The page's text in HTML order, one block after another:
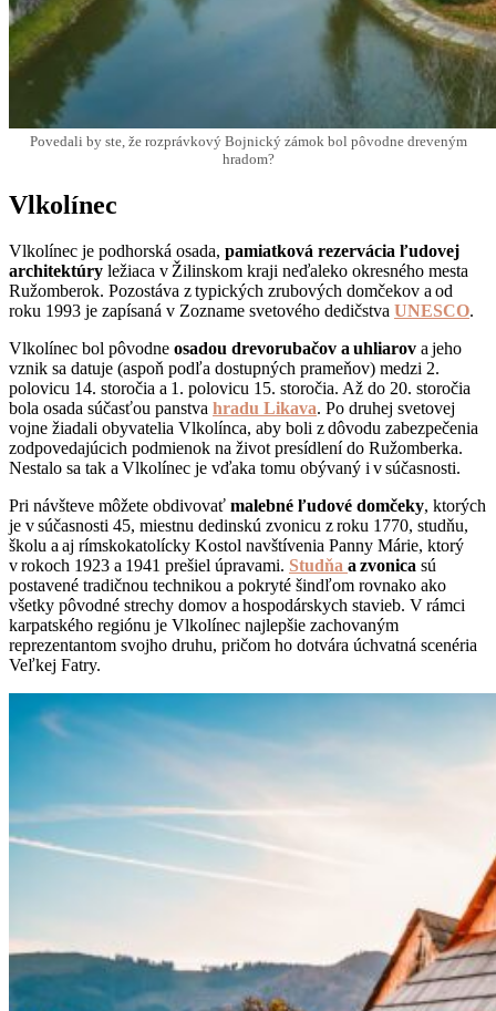
Povedali by ste, že rozprávkový Bojnický zámok bol pôvodne dreveným
hradom?
Vlkolínec
Vlkolínec je podhorská osada, pamiatková rezervácia ľudovej
architektúry ležiaca v Žilinskom kraji neďaleko okresného mesta
Ružomberok. Pozostáva z typických zrubových domčekov a od
roku 1993 je zapísaná v Zozname svetového dedičstva UNESCO.
Vlkolínec bol pôvodne osadou drevorubačov a uhliarov a jeho
vznik sa datuje (aspoň podľa dostupných prameňov) medzi 2.
polovicu 14. storočia a 1. polovicu 15. storočia. Až do 20. storočia
bola osada súčasťou panstva hradu Likava. Po druhej svetovej
vojne žiadali obyvatelia Vlkolínca, aby boli z dôvodu zabezpečenia
zodpovedajúcich podmienok na život presídlení do Ružomberka.
Nestalo sa tak a Vlkolínec je vďaka tomu obývaný i v súčasnosti.
Pri návšteve môžete obdivovať malebné ľudové domčeky, ktorých
je v súčasnosti 45, miestnu dedinskú zvonicu z roku 1770, studňu,
školu a aj rímskokatolícky Kostol navštívenia Panny Márie, ktorý
v rokoch 1923 a 1941 prešiel úpravami. Studňa a zvonica sú
postavené tradičnou technikou a pokryté šindľom rovnako ako
všetky pôvodné strechy domov a hospodárskych stavieb. V rámci
karpatského regiónu je Vlkolínec najlepšie zachovaným
reprezentantom svojho druhu, pričom ho dotvára úchvatná scenéria
Veľkej Fatry.